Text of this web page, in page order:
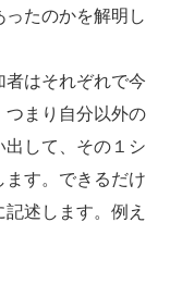
たのかを解明し
はそれぞれで今
つまり自分以外の
して、その１シ
す。できるだけ
述します。例え